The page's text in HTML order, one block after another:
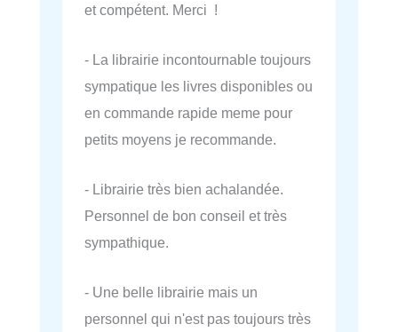
et compétent. Merci !
- La librairie incontournable toujours
sympatique les livres disponibles ou
en commande rapide meme pour
petits moyens je recommande.
- Librairie très bien achalandée.
Personnel de bon conseil et très
sympathique.
- Une belle librairie mais un
personnel qui n'est pas toujours très